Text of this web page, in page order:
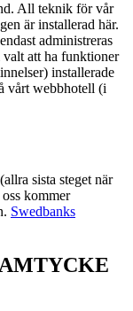
All teknik för vår
är installerad här.
administreras
att ha funktioner
installerade
vårt webbhotell (i
sista steget när
kommer
Swedbanks